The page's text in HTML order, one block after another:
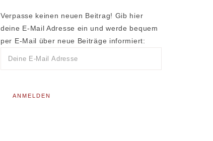
Verpasse keinen neuen Beitrag! Gib hier
deine E-Mail Adresse ein und werde bequem
per E-Mail über neue Beiträge informiert: